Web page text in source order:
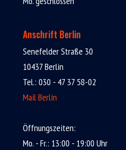
Anschrift Berlin
Senefelder Straße 30
10437 Berlin
Tel.: 030 - 47 37 58-02
Mail Berlin
Öffnungszeiten:
Mo. - Fr.: 13:00 - 19:00 Uhr